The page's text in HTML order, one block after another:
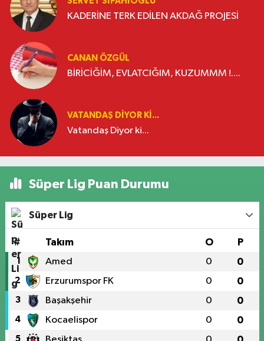
KADERİNE TERK EDİLEN AKDAĞ PROJESİ
CANAN ÖZGÜL
BİRİCİĞİM, EVLATCIĞIM, KUZUMMM !....
VATANDAŞ DIYOR KI...
Vatandaş Diyor ki...
Süper Lig Puan Durumu
Süper Lig
# Takım O P
1 Amed 0 0
2 Erzurumspor FK 0 0
3 Başakşehir 0 0
4 Kocaelispor 0 0
5